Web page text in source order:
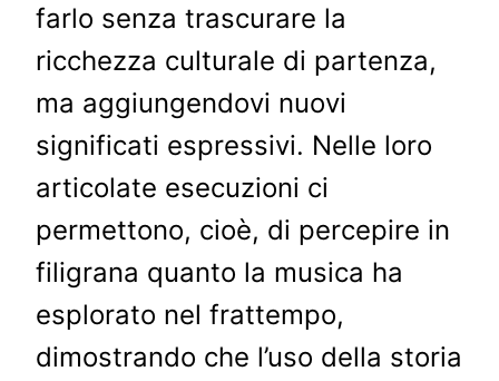
farlo senza trascurare la
ricchezza culturale di partenza,
ma aggiungendovi nuovi
significati espressivi. Nelle loro
articolate esecuzioni ci
permettono, cioè, di percepire in
filigrana quanto la musica ha
esplorato nel frattempo,
dimostrando che l’uso della storia